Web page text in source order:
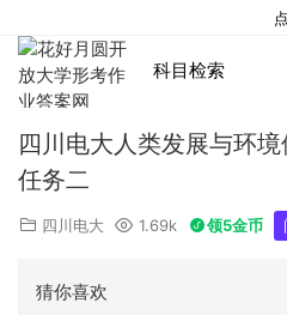
科目检索
四川电大人类发展与环
任务二
四川电大 1.69k 领5金币
猜你喜欢